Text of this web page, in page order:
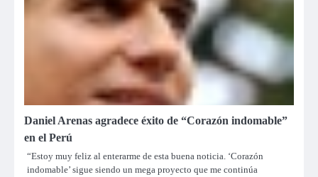
Daniel Arenas agradece éxito de “Corazón indomable”
en el Perú
“Estoy muy feliz al enterarme de esta buena noticia. ‘Corazón
indomable’ sigue siendo un mega proyecto que me continúa